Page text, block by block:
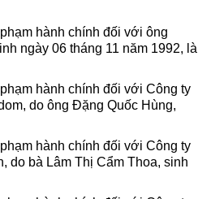
hành chính đối với ông
ngày 06 tháng 11 năm 1992, là
hành chính đối với Công ty
do ông Đặng Quốc Hùng,
hành chính đối với Công ty
do bà Lâm Thị Cẩm Thoa, sinh